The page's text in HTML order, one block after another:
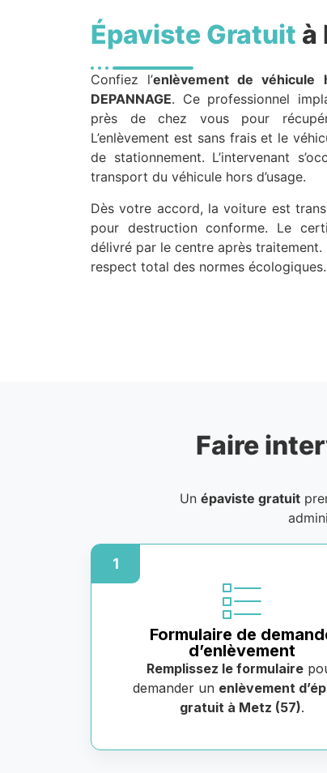
Épaviste Gratuit à
Confiez l’enlèvement de véhicule
DEPANNAGE. Ce professionnel
près de chez vous pour
L’enlèvement est sans frais et le
de stationnement. L’intervenant
transport du véhicule hors d’usage.
Dès votre accord, la voiture est
pour destruction conforme. Le
délivré par le centre après
respect total des normes écologiques.
Faire
Un épaviste gratuit
1
Formulaire de
d’enlèvement
Remplissez le formulaire
demander un enlèvement
gratuit à Metz (57).